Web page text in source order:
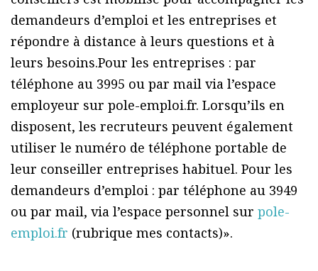
demandeurs d’emploi et les entreprises et
répondre à distance à leurs questions et à
leurs besoins.Pour les entreprises : par
téléphone au 3995 ou par mail via l’espace
employeur sur pole-emploi.fr. Lorsqu’ils en
disposent, les recruteurs peuvent également
utiliser le numéro de téléphone portable de
leur conseiller entreprises habituel. Pour les
demandeurs d’emploi : par téléphone au 3949
ou par mail, via l’espace personnel sur pole-
emploi.fr (rubrique mes contacts)».